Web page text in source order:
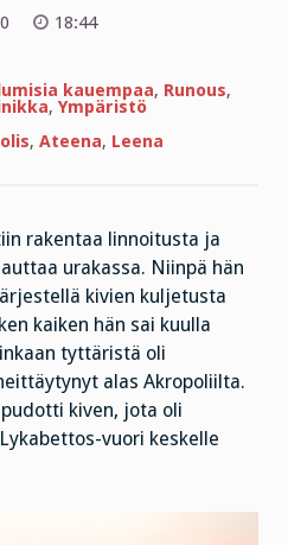
18:44
kauempaa, Runous,
, Ympäristö
, Ateena, Leena
rakentaa linnoitusta ja
urakassa. Niinpä hän
kivien kuljetusta
kaiken hän sai kuulla
tyttäristä oli
alas Akropoliilta.
kiven, jota oli
vuori keskelle